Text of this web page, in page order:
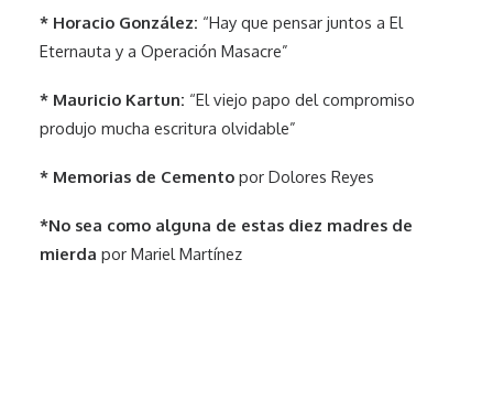
* Horacio González: “Hay que pensar juntos a El
Eternauta y a Operación Masacre”
* Mauricio Kartun: “El viejo papo del compromiso
produjo mucha escritura olvidable”
* Memorias de Cemento por Dolores Reyes
*No sea como alguna de estas diez madres de
mierda por Mariel Martínez